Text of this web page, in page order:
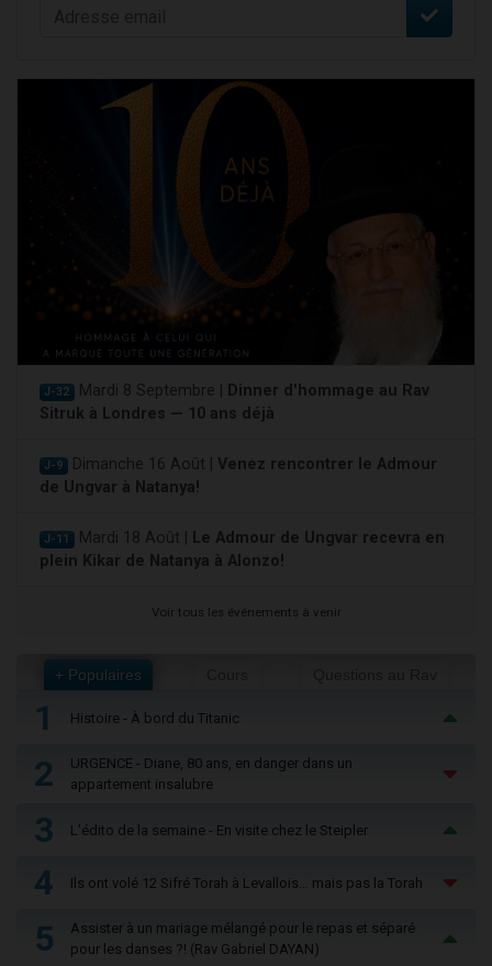
J-32 Mardi 8 Septembre |
Dinner d'hommage au Rav
Sitruk à Londres — 10 ans déjà
J-9 Dimanche 16 Août | Venez rencontrer le Admour
de Ungvar à Natanya!
J-11 Mardi 18 Août |
Le Admour de Ungvar recevra en
plein Kikar de Natanya à Alonzo!
Voir tous les événements à venir
+ Populaires
1 Histoire - À bord du Titanic
2
URGENCE - Diane, 80 ans, en danger dans un
appartement insalubre
3 L'édito de la semaine - En visite chez le Steipler
4 Ils ont volé 12 Sifré Torah à Levallois… mais pas la Torah
5
Assister à un mariage mélangé pour le repas et séparé
pour les danses ?! (Rav Gabriel DAYAN)